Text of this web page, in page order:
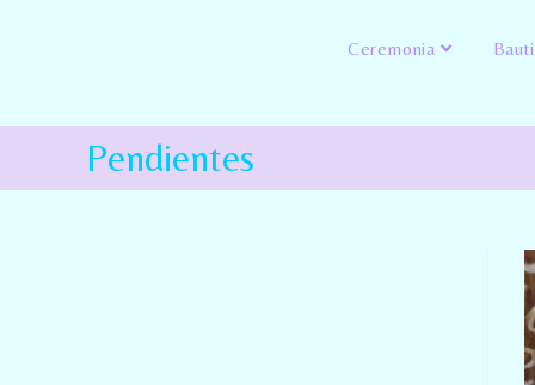
Ceremonia
Pendientes